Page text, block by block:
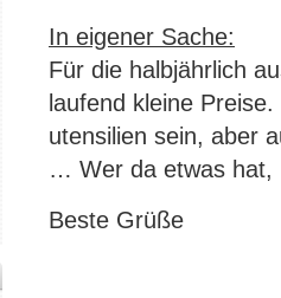
In eigener Sache:
Für die halbjährlich
laufend kleine
utensilien sein, aber
… Wer da etwas hat,
Beste Grüße